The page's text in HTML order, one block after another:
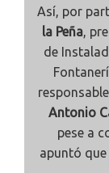
Así, por
la Peña,
de
Antonio
pese a
apuntó